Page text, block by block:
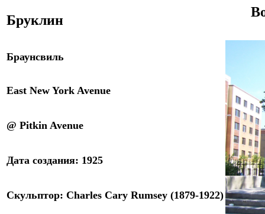
Бруклин
Браунсвиль
East New York Avenue
@ Pitkin Avenue
Дата создания: 1925
Скульптор: Charles Cary Rumsey (1879-1922)